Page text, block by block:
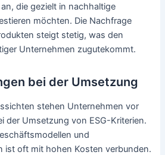
die gezielt in nachhaltige
möchten. Die Nachfrage
steigt stetig, was den
Unternehmen zugutekommt.
bei der Umsetzung
stehen Unternehmen vor
der Umsetzung von ESG-Kriterien.
und
ist oft mit hohen Kosten verbunden.